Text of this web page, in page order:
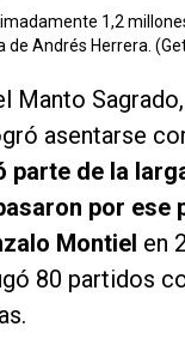
1,2
de Andrés Herrera.
Manto
asentarse
parte de la
por ese
Montiel en
80 partidos